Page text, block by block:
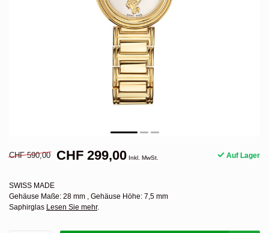
CHF 590,00 CHF 299,00 Inkl. MwSt. Auf Lager
SWISS MADE
Gehäuse Maße: 28 mm , Gehäuse Höhe: 7,5 mm
Saphirglas Lesen Sie mehr.